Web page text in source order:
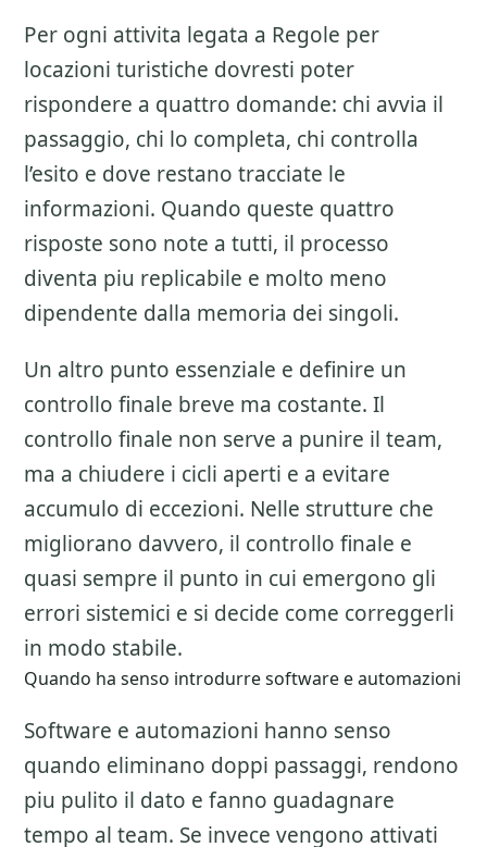
Per ogni attivita legata a Regole per
locazioni turistiche dovresti poter
rispondere a quattro domande: chi avvia il
passaggio, chi lo completa, chi controlla
l’esito e dove restano tracciate le
informazioni. Quando queste quattro
risposte sono note a tutti, il processo
diventa piu replicabile e molto meno
dipendente dalla memoria dei singoli.
Un altro punto essenziale e definire un
controllo finale breve ma costante. Il
controllo finale non serve a punire il team,
ma a chiudere i cicli aperti e a evitare
accumulo di eccezioni. Nelle strutture che
migliorano davvero, il controllo finale e
quasi sempre il punto in cui emergono gli
errori sistemici e si decide come correggerli
in modo stabile.
Quando ha senso introdurre software e automazioni
Software e automazioni hanno senso
quando eliminano doppi passaggi, rendono
piu pulito il dato e fanno guadagnare
tempo al team. Se invece vengono attivati